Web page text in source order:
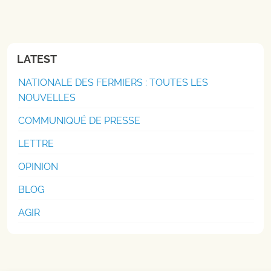
LATEST
NATIONALE DES FERMIERS : TOUTES LES
NOUVELLES
COMMUNIQUÉ DE PRESSE
LETTRE
OPINION
BLOG
AGIR